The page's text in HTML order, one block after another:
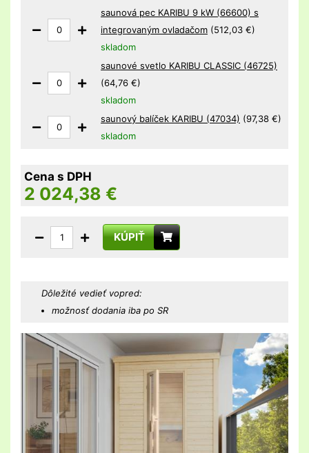
saunová pec KARIBU 9 kW (66600) s
integrovaným ovladačom (512,03 €)
skladom
saunové svetlo KARIBU CLASSIC (46725)
(64,76 €)
skladom
saunový balíček KARIBU (47034) (97,38 €)
skladom
Cena s DPH
2 024,38 €
KÚPIŤ
Dôležité vedieť vopred:
možnosť dodania iba po SR